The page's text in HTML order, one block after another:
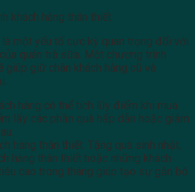
khách hàng thân thiết
là một yếu tố cực kỳ quan trọng đối với
quán trà sữa. Một chương trình
giúp giữ chân khách hàng cũ và
hàng có thể tích lũy điểm khi mua
lấy các phần quà hấp dẫn hoặc giảm
hàng thân thiết: Tặng quà sinh nhật,
hàng thân thiết hoặc những khách
cao trong tháng giúp tạo sự gắn bó